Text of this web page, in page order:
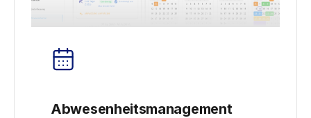
Abwesenheitsmanagement